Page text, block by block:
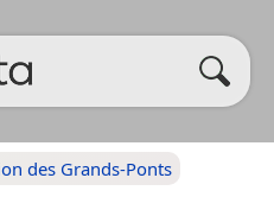
des Grands-Ponts